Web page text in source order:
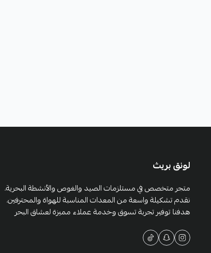
لونق بريث
متجر متخصص في مستلزمات الصيد والغوص والأنشطة البحرية.
نقدم تشكيلة واسعة من المعدات المناسبة للهواة والمحترفين.
هدفنا توفير تجربة تسوق وخدمة عملاء مميزة لعشاق البحر